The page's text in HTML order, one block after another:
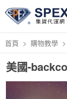
首頁 購物教學
美國-